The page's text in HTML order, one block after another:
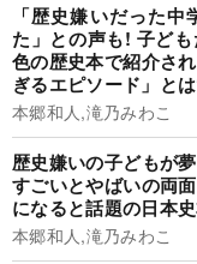
「歴史嫌いだった
た」との声も! 子ど
色の歴史本で紹介さ
ぎるエピソード」と
本郷和人,滝乃みわこ
歴史嫌いの子どもが
すごいとやばいの両
になると話題の日本
本郷和人,滝乃みわこ